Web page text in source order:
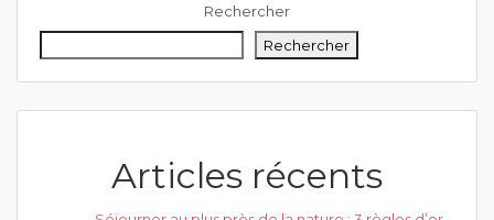
Rechercher
Rechercher
Articles récents